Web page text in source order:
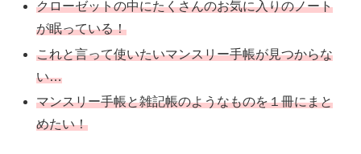
クローゼットの中にたくさんのお気に入りのノート
が眠っている！
これと言って使いたいマンスリー手帳が見つからな
い…
マンスリー手帳と雑記帳のようなものを１冊にまと
めたい！